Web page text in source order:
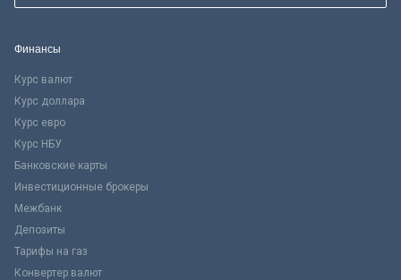
Финансы
Курс валют
Курс доллара
Курс евро
Курс НБУ
Банковские карты
Инвестиционные брокеры
Межбанк
Депозиты
Тарифы на газ
Конвертер валют